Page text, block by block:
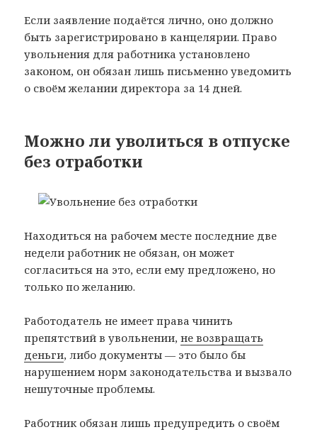
Если заявление подаётся лично, оно должно
быть зарегистрировано в канцелярии. Право
увольнения для работника установлено
законом, он обязан лишь письменно уведомить
о своём желании директора за 14 дней.
Можно ли уволиться в отпуске
без отработки
Находиться на рабочем месте последние две
недели работник не обязан, он может
согласиться на это, если ему предложено, но
только по желанию.
Работодатель не имеет права чинить
препятствий в увольнении,не возвращать
деньги, либо документы — это было бы
нарушением норм законодательства и вызвало
нешуточные проблемы.
Работник обязан лишь предупредить о своём